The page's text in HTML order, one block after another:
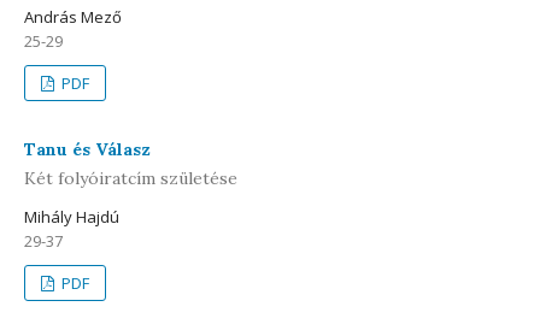
András Mező
25-29
PDF
Tanu és Válasz
Két folyóiratcím születése
Mihály Hajdú
29-37
PDF